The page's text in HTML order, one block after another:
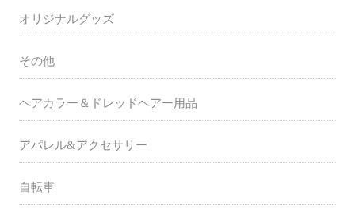
オリジナルグッズ
その他
ヘアカラー＆ドレッドヘアー用品
アパレル&アクセサリー
自転車